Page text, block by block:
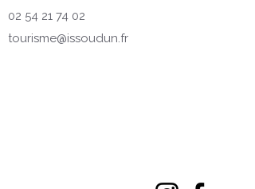
02 54 21 74 02
tourisme@issoudun.fr